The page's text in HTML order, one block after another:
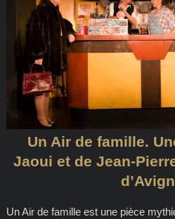
Un Air de famille.
Jaoui et de Jean-
Un Air de famille est une pièce